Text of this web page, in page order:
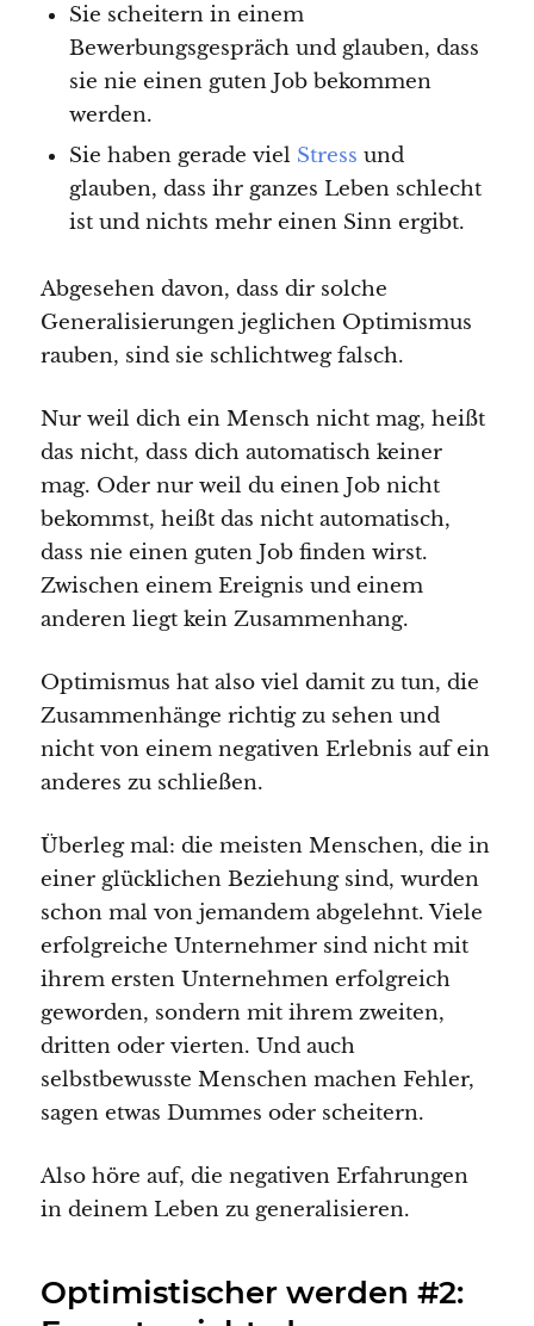
Sie scheitern in einem
Bewerbungsgespräch und glauben, dass
sie nie einen guten Job bekommen
werden.
Sie haben gerade viel Stress und
glauben, dass ihr ganzes Leben schlecht
ist und nichts mehr einen Sinn ergibt.
Abgesehen davon, dass dir solche
Generalisierungen jeglichen Optimismus
rauben, sind sie schlichtweg falsch.
Nur weil dich ein Mensch nicht mag, heißt
das nicht, dass dich automatisch keiner
mag. Oder nur weil du einen Job nicht
bekommst, heißt das nicht automatisch,
dass nie einen guten Job finden wirst.
Zwischen einem Ereignis und einem
anderen liegt kein Zusammenhang.
Optimismus hat also viel damit zu tun, die
Zusammenhänge richtig zu sehen und
nicht von einem negativen Erlebnis auf ein
anderes zu schließen.
Überleg mal: die meisten Menschen, die in
einer glücklichen Beziehung sind, wurden
schon mal von jemandem abgelehnt. Viele
erfolgreiche Unternehmer sind nicht mit
ihrem ersten Unternehmen erfolgreich
geworden, sondern mit ihrem zweiten,
dritten oder vierten. Und auch
selbstbewusste Menschen machen Fehler,
sagen etwas Dummes oder scheitern.
Also höre auf, die negativen Erfahrungen
in deinem Leben zu generalisieren.
Optimistischer werden #2: